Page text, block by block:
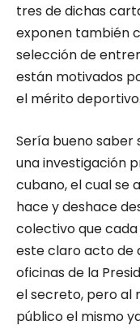
tres de dichas
exponen también
selección de
están motivados
el mérito deportivo.
Sería bueno saber
una investigación
cubano, el cual se
hace y deshace
colectivo que
este claro acto de
oficinas de la
el secreto, pero al
público el mismo